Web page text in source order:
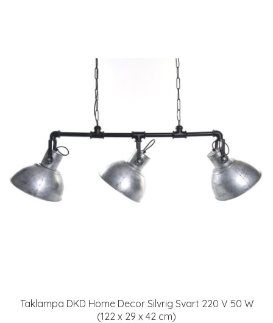
Taklampa DKD Home Decor Silvrig Svart 220 V 50 W
(122 x 29 x 42 cm)